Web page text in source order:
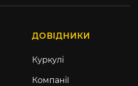
ДОВІДНИКИ
Куркулі
Компанії